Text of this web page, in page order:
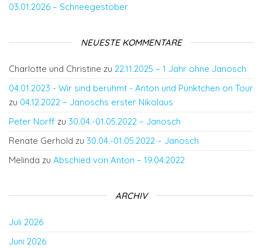
03.01.2026 – Schneegestöber
NEUESTE KOMMENTARE
Charlotte und Christine zu 22.11.2025 – 1 Jahr ohne Janosch
04.01.2023 - Wir sind berühmt - Anton und Pünktchen on Tour
zu 04.12.2022 – Janoschs erster Nikolaus
Peter Norff zu 30.04.-01.05.2022 – Janosch
Renate Gerhold zu 30.04.-01.05.2022 – Janosch
Melinda zu Abschied von Anton – 19.04.2022
ARCHIV
Juli 2026
Juni 2026